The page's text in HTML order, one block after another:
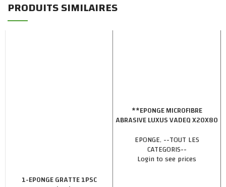
PRODUITS SIMILAIRES
1-EPONGE GRATTE 1PSC
**EPONGE MICROFIBRE
ABRASIVE LUXUS VADEQ X20X80
EPONGE, --TOUT LES
CATEGORIS--
Login to see prices